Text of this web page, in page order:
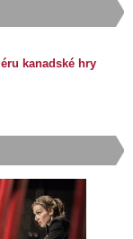
kanadské hry